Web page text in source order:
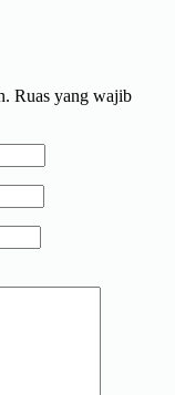
Ruas yang wajib